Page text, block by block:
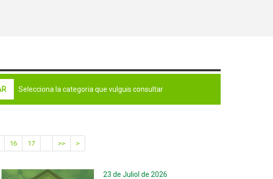
Selecciona la categoria que vulguis consultar
16 17 >> >
23 de Juliol de 2026